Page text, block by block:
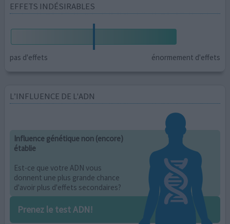
EFFETS INDÉSIRABLES
pas d'effets énormement d'effets
L’INFLUENCE DE L'ADN
Influence génétique non (encore)
établie
Est-ce que votre ADN vous
donnent une plus grande chance
d'avoir plus d'effets secondaires?
Prenez le test ADN!